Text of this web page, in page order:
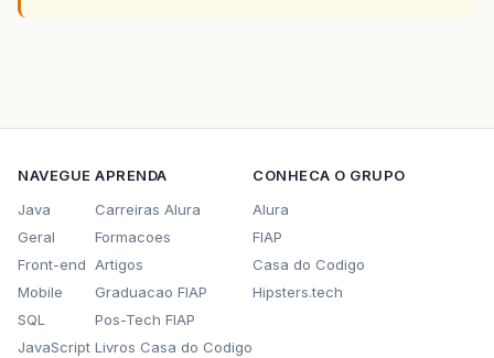
NAVEGUE
Java
Geral
Front-end
Mobile
SQL
JavaScript
APRENDA
Carreiras Alura
Formacoes
Artigos
Graduacao FIAP
Pos-Tech FIAP
Livros Casa do Codigo
CONHECA O GRUPO
Alura
FIAP
Casa do Codigo
Hipsters.tech